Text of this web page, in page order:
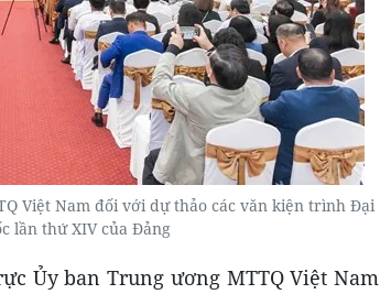
Việt Nam đối với dự thảo các văn kiện trình Đại
lần thứ XIV của Đảng
Ủy ban Trung ương MTTQ Việt Nam